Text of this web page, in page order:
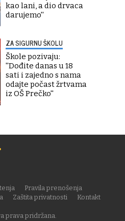
kao lani, a dio drvaca
darujemo''
ZA SIGURNU ŠKOLU
Škole pozivaju:
''Dođite danas u 18
sati i zajedno s nama
odajte počast žrtvama
iz OŠ Prečko''
prava pridržana.
Pravila prenošenja
Zaštita privatnosti
Kontakt